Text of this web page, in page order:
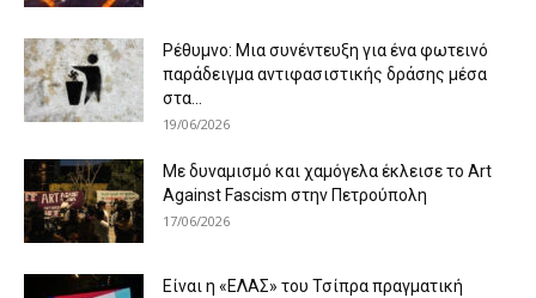
Ρέθυμνο: Μια συνέντευξη για ένα φωτεινό
παράδειγμα αντιφασιστικής δράσης μέσα
στα...
19/06/2026
Με δυναμισμό και χαμόγελα έκλεισε το Art
Against Fascism στην Πετρούπολη
17/06/2026
Είναι η «ΕΛΑΣ» του Τσίπρα πραγματική